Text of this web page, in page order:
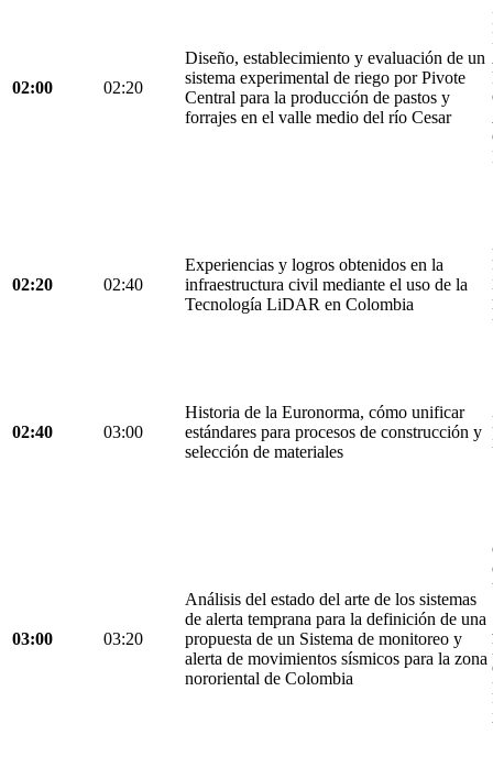
02:00 02:20
Diseño, establecimiento y evaluación de un
sistema experimental de riego por Pivote
Central para la producción de pastos y
forrajes en el valle medio del río Cesar
02:20 02:40
Experiencias y logros obtenidos en la
infraestructura civil mediante el uso de la
Tecnología LiDAR en Colombia
02:40 03:00
Historia de la Euronorma, cómo unificar
estándares para procesos de construcción y
selección de materiales
03:00 03:20
Análisis del estado del arte de los sistemas
de alerta temprana para la definición de una
propuesta de un Sistema de monitoreo y
alerta de movimientos sísmicos para la zona
nororiental de Colombia